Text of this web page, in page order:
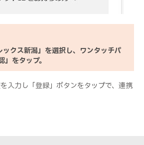
ックス新潟」を選択し、ワンタッチパ
をタップ。
入力し「登録」ボタンをタップで、連携